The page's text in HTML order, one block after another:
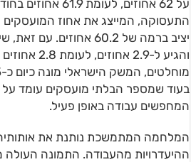
על 62 אחוזים,
התעסוקה, המייצג את אחוז המועסקים
יציב ברמה של 60.2
והגיע ל-2.9
המחפשים עבודה באופן פעיל.
המלחמה המתמשכת נותנת את אותותיה
ההיעדרויות מהעבודה. התמונה העולה